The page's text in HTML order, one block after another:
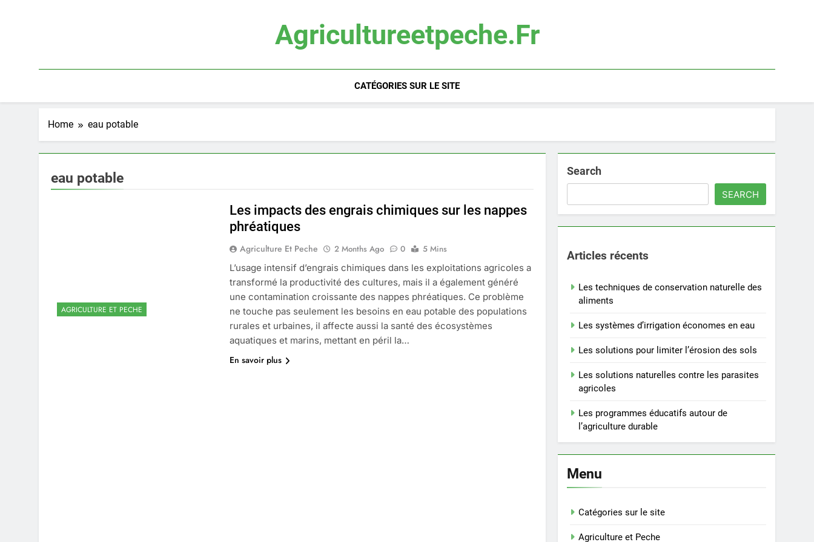
Agricultureetpeche.fr
CATÉGORIES SUR LE SITE
Home eau potable
eau potable
AGRICULTURE ET PECHE
Les impacts des engrais chimiques sur les nappes
phréatiques
Agriculture Et Peche 2 Months Ago 0
5 Mins
L’usage intensif d’engrais chimiques dans les exploitations agricoles a
transformé la productivité des cultures, mais il a également généré
une contamination croissante des nappes phréatiques. Ce problème
ne touche pas seulement les besoins en eau potable des populations
rurales et urbaines, il affecte aussi la santé des écosystèmes
aquatiques et marins, mettant en péril la…
En savoir plus
Search
SEARCH
Articles récents
Les techniques de conservation naturelle des
aliments
Les systèmes d’irrigation économes en eau
Les solutions pour limiter l’érosion des sols
Les solutions naturelles contre les parasites
agricoles
Les programmes éducatifs autour de
l’agriculture durable
Menu
Catégories sur le site
Agriculture et Peche